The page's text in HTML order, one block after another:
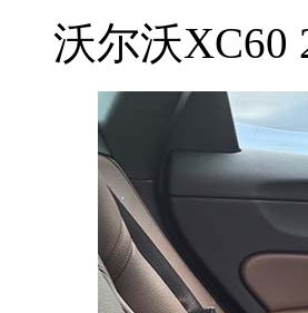
沃尔沃XC60